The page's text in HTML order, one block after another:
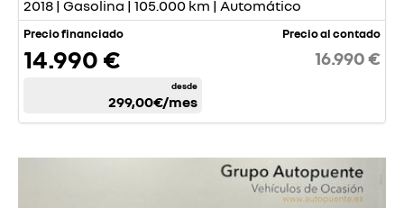
2018 | Gasolina | 105.000 km | Automático
Precio financiado
14.990 €
desde
299,00€/mes
Precio al contado
16.990 €